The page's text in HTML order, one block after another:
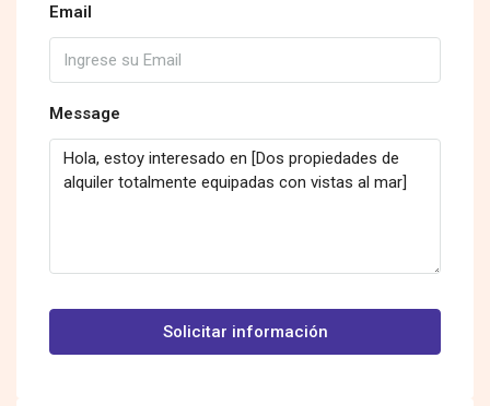
Email
Message
Solicitar información